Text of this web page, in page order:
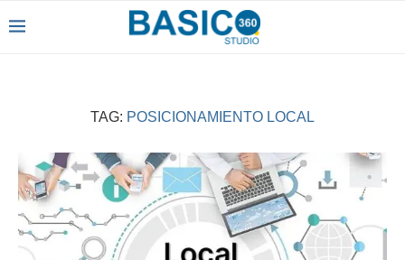
TAG: POSICIONAMIENTO LOCAL